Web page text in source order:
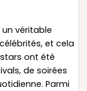
véritable
et cela
ont été
de soirées
Parmi